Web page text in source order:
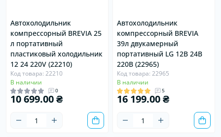
Автохолодильник
компрессорный BREVIA 25
л портативный
пластиковый холодильник
12 24 220V (22210)
Код товара: 22210
В наличии
0
10 699.00 ₴
Автохолодильник
компрессорный BREVIA
39л двукамерный
портативный LG 12В 24В
220В (22965)
Код товара: 22965
В наличии
5
16 199.00 ₴